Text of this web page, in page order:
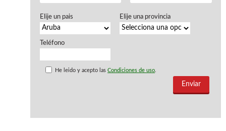
Sierras circulares
Sierras circulares - Escuadradoras
Sierras circulares - Tupi
Sierras de Cinta
Taladros de columna
Elije un pais Elije una provincia
Teléfono
He leido y acepto lasCondiciones de uso